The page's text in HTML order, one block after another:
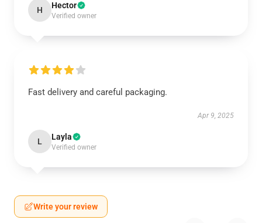
H Hector
Verified owner
Fast delivery and careful packaging.
Apr 9, 2025
L Layla
Verified owner
Write your review